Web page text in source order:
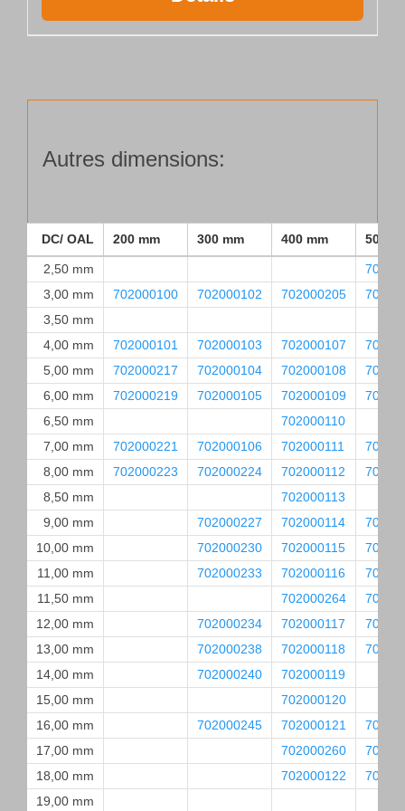
Autres dimensions:
DC/ OAL 200 mm 300 mm 400 mm 500
2,50 mm
3,00 mm
702000100 702000102 702000205
3,50 mm
4,00 mm
702000101 702000103 702000107
5,00 mm
702000217 702000104 702000108
6,00 mm
702000219 702000105 702000109
6,50 mm
702000110
7,00 mm
702000221 702000106 702000111
8,00 mm
702000223 702000224 702000112
8,50 mm
702000113
9,00 mm
702000227 702000114
10,00 mm
702000230 702000115
11,00 mm
702000233 702000116
11,50 mm
702000264
12,00 mm
702000234 702000117
13,00 mm
702000238 702000118
14,00 mm
702000240
702000119
15,00 mm
702000120
16,00 mm
702000245 702000121
17,00 mm
702000260
18,00 mm
702000122
19,00 mm